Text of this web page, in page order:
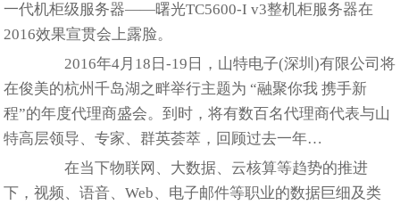
一代机柜级服务器——曙光TC5600-I v3整机柜服务器在
2016效果宣贯会上露脸。
2016年4月18日-19日，山特电子(深圳)有限公司将
在俊美的杭州千岛湖之畔举行主题为 “融聚你我 携手新
程”的年度代理商盛会。到时，将有数百名代理商代表与山
特高层领导、专家、群英荟萃，回顾过去一年…
在当下物联网、大数据、云核算等趋势的推进
下，视频、语音、Web、电子邮件等职业的数据巨细及类